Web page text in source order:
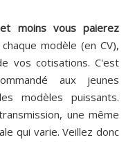
moins vous paierez
modèle (en CV),
vos cotisations. C'est
aux jeunes
modèles puissants.
une même
qui varie. Veillez donc